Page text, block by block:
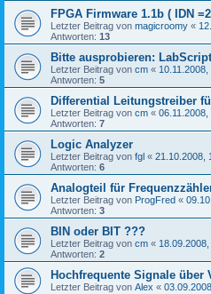
FPGA Firmware 1.1b ( IDN
Letzter Beitrag von magicroomy «
Antworten: 13
Bitte ausprobieren:
Letzter Beitrag von cm « 10.11.2008,
Antworten: 5
Differential Leitungstreiber
Letzter Beitrag von cm « 06.11.2008,
Antworten: 7
Logic Analyzer
Letzter Beitrag von fgl « 21.10.2008,
Antworten: 6
Analogteil für
Letzter Beitrag von ProgFred «
Antworten: 3
BIN oder BIT ???
Letzter Beitrag von cm «
Antworten: 2
Hochfrequente Signale über
Letzter Beitrag von Alex «